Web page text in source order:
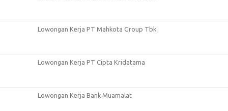
Lowongan Kerja PT Mahkota Group Tbk
Lowongan Kerja PT Cipta Kridatama
Lowongan Kerja Bank Muamalat